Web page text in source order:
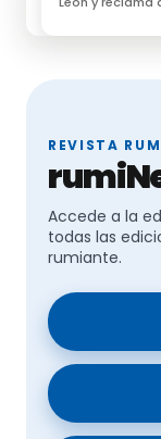
REVISTA
Accede a la
todas las
rumiante.